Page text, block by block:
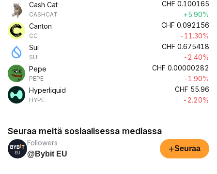
Cash Cat
CASHCAT
CHF 0.100165
+5.90%
Canton
CC
CHF 0.092156
-11.30%
Sui
SUI
CHF 0.675418
-2.40%
Pepe
PEPE
CHF 0.00000282
-1.90%
Hyperliquid
HYPE
CHF 55.96
-2.20%
Seuraa meitä sosiaalisessa mediassa
Followers
@Bybit EU
+Seuraa